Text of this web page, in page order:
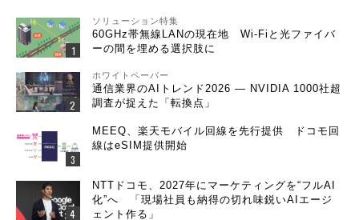
ソリューション特集
60GHz帯無線LANの現在地 Wi-Fiと光ファイバ
ーの間を埋める選択肢に
ホワイトペーパー
通信業界のAIトレンド2026 ― NVIDIA 1000社超
調査が捉えた「転換点」
MEEQ、楽天モバイル回線を先行提供 ドコモ回
線はeSIM提供開始
NTTドコモ、2027年にマーケティングを“フルAI
化”へ 「現場社員も納得の切れ味鋭いAIエージ
ェント作る」